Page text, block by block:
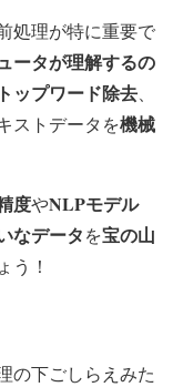
処理が特に重要で
ータが理解するの
ップワード除去
ストデータを機械
度やNLPモデル
なデータを宝の山
う！
の下ごしらえみた